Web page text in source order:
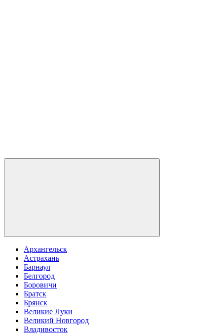
Архангельск
Астрахань
Барнаул
Белгород
Боровичи
Братск
Брянск
Великие Луки
Великий Новгород
Владивосток